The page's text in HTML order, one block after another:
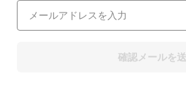
確認メールを